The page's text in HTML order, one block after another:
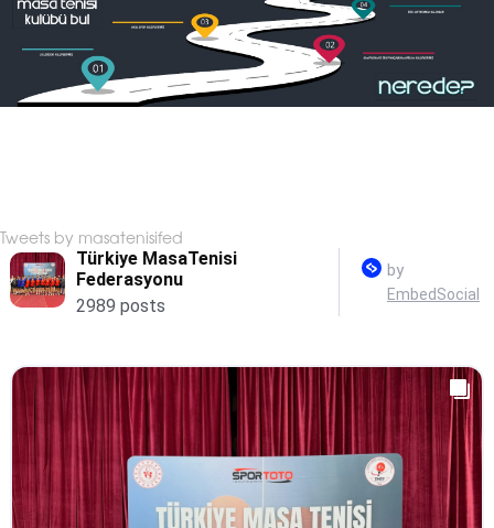
Tweets by masatenisifed